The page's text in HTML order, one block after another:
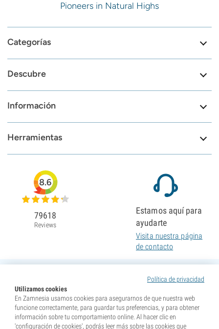
Pioneers in Natural Highs
Categorías
Descubre
Información
Herramientas
Política de privacidad
Utilizamos cookies
En Zamnesia usamos cookies para asegurarnos de que nuestra web
funcione correctamente, para guardar tus preferencias, y para obtener
información sobre tu comportamiento online. Al hacer clic en
'configuración de cookies', podrás leer más sobre las cookies que
8.6
79618
Reviews
Estamos aquí para
ayudarte
Visita nuestra página
de contacto